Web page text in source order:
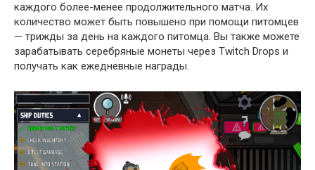
каждого более-менее продолжительного матча. Их
количество может быть повышено при помощи питомцев
— трижды за день на каждого питомца. Вы также можете
зарабатывать серебряные монеты через Twitch Drops и
получать как ежедневные награды.